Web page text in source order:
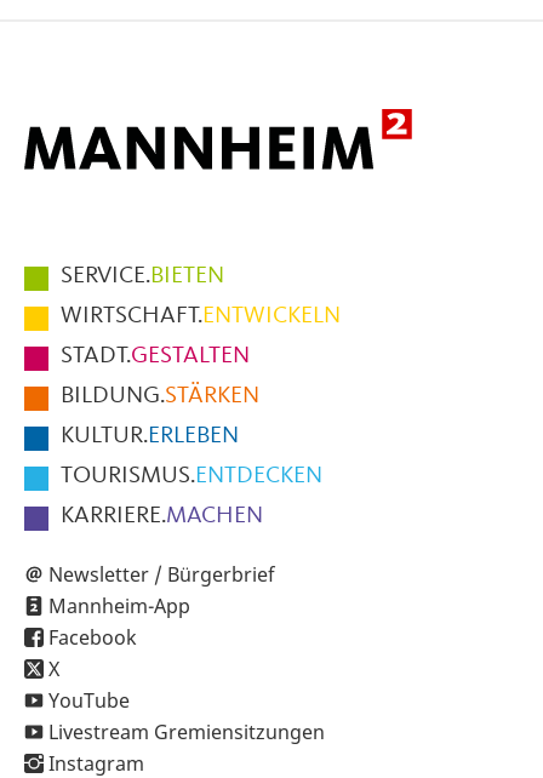
Hauptmenüpunkte
im
Fußbereich
der
Seite
SERVICE.BIETEN
WIRTSCHAFT.ENTWICKELN
STADT.GESTALTEN
BILDUNG.STÄRKEN
KULTUR.ERLEBEN
TOURISMUS.ENTDECKEN
KARRIERE.MACHEN
Newsletter / Bürgerbrief
Mannheim-App
Facebook
X
YouTube
Livestream Gremiensitzungen
Instagram